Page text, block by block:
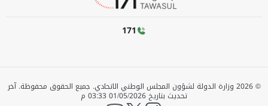
171
©
2026 وزارة الدولة لشؤون المجلس الوطني الاتحادي. جميع الحقوق محفوظة.آخر
تحديث بتاريخ 01/05/2026 03:33 م